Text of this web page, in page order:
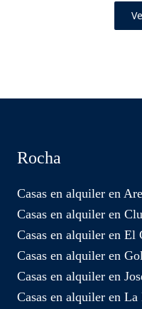
Rocha
Casas en alquiler en
Casas en alquiler en
Casas en alquiler en El
Casas en alquiler en
Casas en alquiler en
Casas en alquiler en La